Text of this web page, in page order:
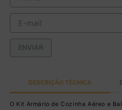
ENVIAR
DESCRIÇÃO TÉCNICA
O Kit Armário de Cozinha Aéreo e